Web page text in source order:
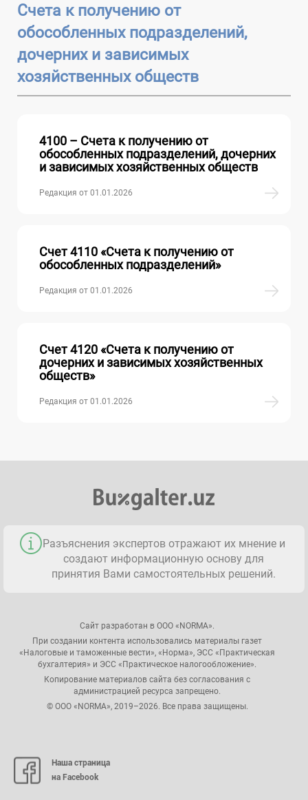
Глава 4. Доходы и расходы (9000–9900)
Глава 5. Забалансовые счета
Счета к получению от
обособленных подразделений,
дочерних и зависимых
хозяйственных обществ
4100 – Счета к получению от
обособленных подразделений, дочерних
и зависимых хозяйственных обществ
Редакция от 01.01.2026
Счет 4110 «Счета к получению от
обособленных подразделений»
Редакция от 01.01.2026
Счет 4120 «Счета к получению от
дочерних и зависимых хозяйственных
обществ»
Редакция от 01.01.2026
Разъяснения экспертов отражают их мнение и
создают информационную основу для
принятия Вами самостоятельных решений.
Сайт разработан в ООО «NORMA».
При создании контента использовались материалы газет
«Налоговые и таможенные вести», «Норма», ЭСС «Практическая
бухгалтерия» и ЭСС «Практическое налогообложение».
Копирование материалов сайта без согласования с
администрацией ресурса запрещено.
© ООО «NORMA», 2019–2026. Все права защищены.
Наша страница
на Facebook